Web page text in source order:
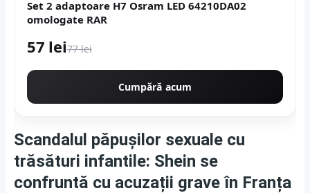
Set 2 adaptoare H7 Osram LED 64210DA02
omologate RAR
57 lei77 lei
Cumpără acum
Scandalul păpușilor sexuale cu
trăsături infantile: Shein se
confruntă cu acuzații grave în Franța